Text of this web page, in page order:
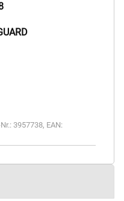
3957738, EAN: